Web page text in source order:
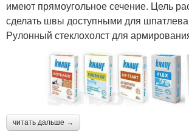
имеют прямоугольное сечение. Цель
сделать швы доступными для
Рулонный стеклохолст для
читать дальше →